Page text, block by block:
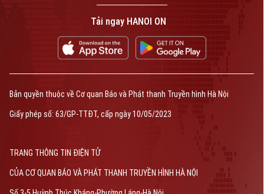
Phó Giám đốc: Nguyễn Kim Khiêm, Nguyễn Minh Đức, Nguyễn Thành Lợi
Tải ngay HANOI ON
Bản quyền thuộc về Cơ quan Báo và Phát thanh Truyền hình Hà Nội
Giấy phép số: 63/GP-TTĐT, cấp ngày 10/05/2023
TRANG THÔNG TIN ĐIỆN TỬ
CỦA CƠ QUAN BÁO VÀ PHÁT THANH TRUYỀN HÌNH HÀ NỘI